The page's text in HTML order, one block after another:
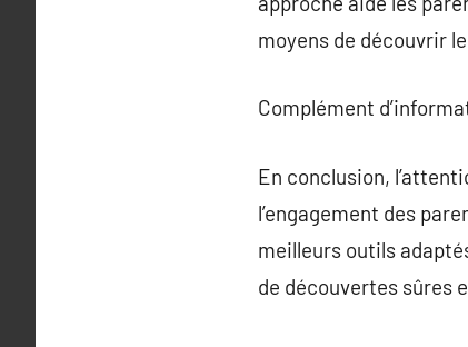
moyens de découvrir
Complément
En conclusion,
l’engagement des
meilleurs outils
de découvertes sûres